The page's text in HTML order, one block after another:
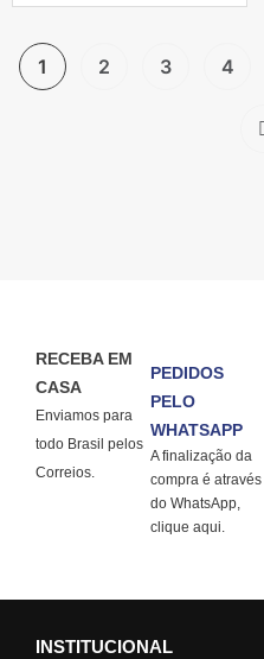
1 2 3 4
RECEBA EM
CASA
Enviamos para
todo Brasil pelos
Correios.
PEDIDOS
PELO
WHATSAPP
A finalização da
compra é através
do WhatsApp,
clique aqui.
INSTITUCIONAL